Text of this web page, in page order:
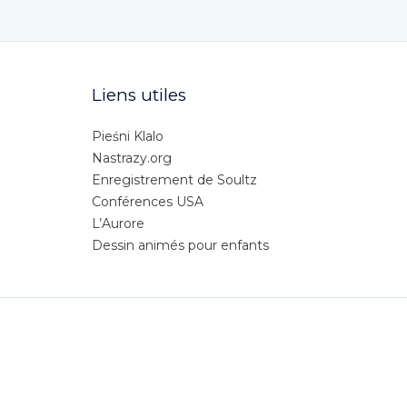
Liens utiles
Pieśni Klalo
Nastrazy.org
Enregistrement de Soultz
Conférences USA
L’Aurore
Dessin animés pour enfants